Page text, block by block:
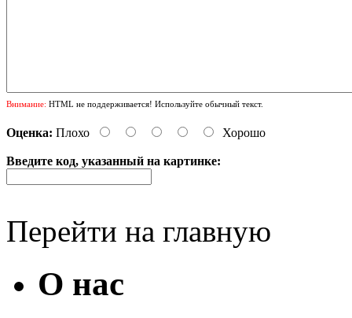
Внимание: HTML не поддерживается! Используйте обычный текст.
Оценка: Плохо Хорошо
Введите код, указанный на картинке:
Перейти на главную
О нас